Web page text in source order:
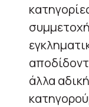
άλλα